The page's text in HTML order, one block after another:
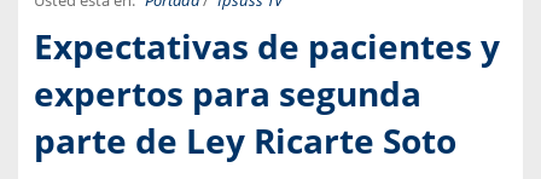
Expectativas de pacientes y
expertos para segunda
parte de Ley Ricarte Soto